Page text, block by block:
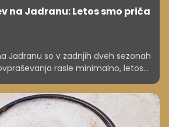
na Jadranu: Letos smo priča
Jadranu so v zadnjih dveh sezonah
rasle minimalno, letos
hotelih na vrhuncu turistične
50 odstotkov. Najugodnejše bo